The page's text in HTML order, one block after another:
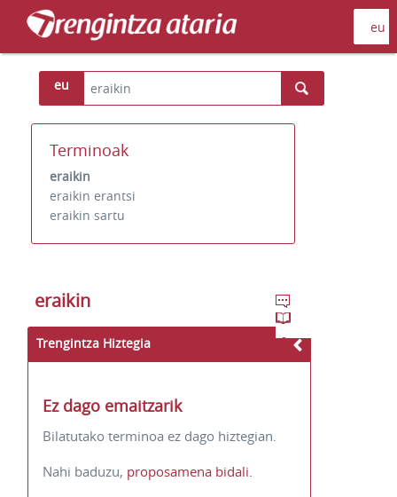
eu
Terminoak
eraikin
eraikin erantsi
eraikin sartu
eraikin
Trengintza Hiztegia
Ez dago emaitzarik
Bilatutako terminoa ez dago hiztegian.
Nahi baduzu, proposamena bidali.